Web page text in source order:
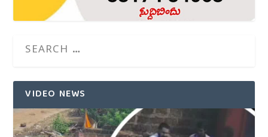
VIDEO NEWS